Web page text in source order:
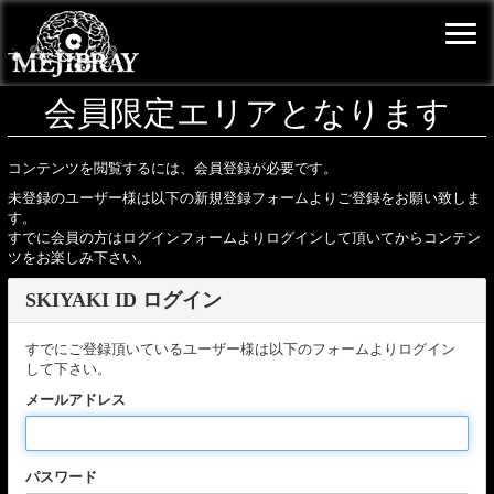
会員限定エリアとなります
コンテンツを閲覧するには、会員登録が必要です。
未登録のユーザー様は以下の新規登録フォームよりご登録をお願い致しま
す。
すでに会員の方はログインフォームよりログインして頂いてからコンテン
ツをお楽しみ下さい。
SKIYAKI ID ログイン
すでにご登録頂いているユーザー様は以下のフォームよりログイン
して下さい。
メールアドレス
パスワード